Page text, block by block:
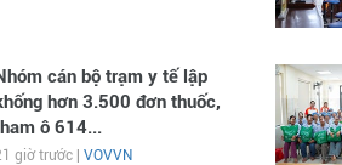
cán bộ trạm y tế lập
hơn 3.500 đơn thuốc,
ô 614...
giờ trước | VOVVN